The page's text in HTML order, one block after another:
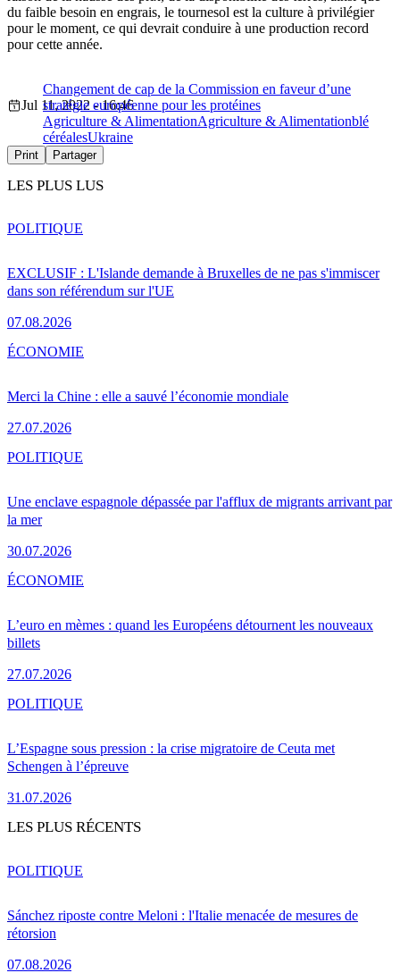
du faible besoin en engrais, le tournesol est la culture à privilégier
pour le moment, ce qui devrait conduire à une production record
pour cette année.
Changement de cap de la Commission en faveur d’une
stratégie européenne pour les protéines
Jul 11, 2022 - 16:46
Agriculture & AlimentationAgriculture & Alimentationblé
céréalesUkraine
Print Partager
LES PLUS LUS
EXCLUSIF : L'Islande demande à Bruxelles de ne pas s'immiscer
dans son référendum sur l'UE
07.08.2026
POLITIQUE
Merci la Chine : elle a sauvé l’économie mondiale
27.07.2026
ÉCONOMIE
Une enclave espagnole dépassée par l'afflux de migrants arrivant par
la mer
30.07.2026
POLITIQUE
L’euro en mèmes : quand les Européens détournent les nouveaux
billets
27.07.2026
ÉCONOMIE
L’Espagne sous pression : la crise migratoire de Ceuta met
Schengen à l’épreuve
31.07.2026
POLITIQUE
LES PLUS RÉCENTS
Sánchez riposte contre Meloni : l'Italie menacée de mesures de
rétorsion
07.08.2026
POLITIQUE